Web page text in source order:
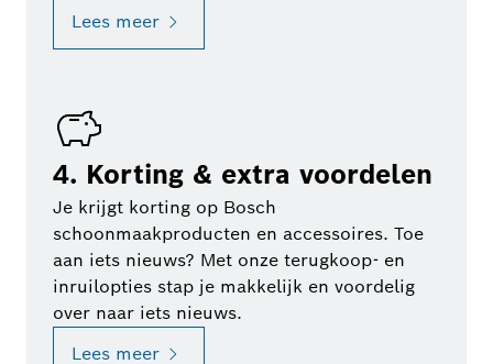
Lees meer
4. Korting & extra voordelen
Je krijgt korting op Bosch
schoonmaakproducten en accessoires. Toe
aan iets nieuws? Met onze terugkoop- en
inruilopties stap je makkelijk en voordelig
over naar iets nieuws.
Lees meer